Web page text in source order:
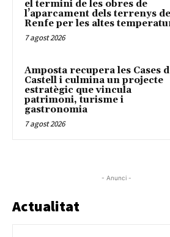
el termini de les obres de
l’aparcament dels terrenys de
Renfe per les altes
7 agost 2026
Amposta recupera les Cases
Castell i culmina un projecte
estratègic que vincula
patrimoni, turisme i
gastronomia
7 agost 2026
- Anunci -
Actualitat